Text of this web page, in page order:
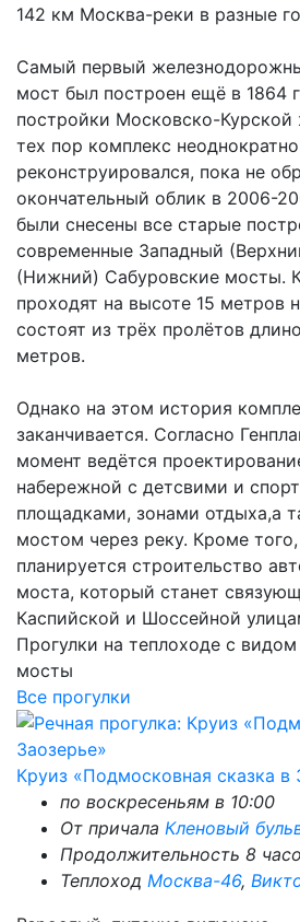
142 км Москва-реки в разные
Самый первый
мост был построен ещё в 1864
постройки Московско-
тех пор комплекс
реконструировался, пока не
окончательный облик в 2006-
были снесены все старые
современные Западный
(Нижний) Сабуровские мосты.
проходят на высоте 15 метров
состоят из трёх пролётов
метров.
Однако на этом история
заканчивается. Согласно
момент ведётся
набережной с детсвими и
площадками, зонами отдыха,а
мостом через реку. Кроме
планируется строительство
моста, который станет
Каспийской и Шоссейной
Прогулки на теплоходе с
мосты
Все прогулки
Круиз «Подмосковная сказка в
по воскресеньям в 10:00
От причала Кленовый
Продолжительность 8
Теплоход Москва-46,